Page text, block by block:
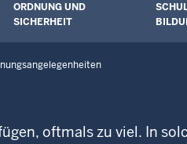
Untermenü öffnen
ORDNUNG UND
SICHERHEIT
oftmals zu viel. In